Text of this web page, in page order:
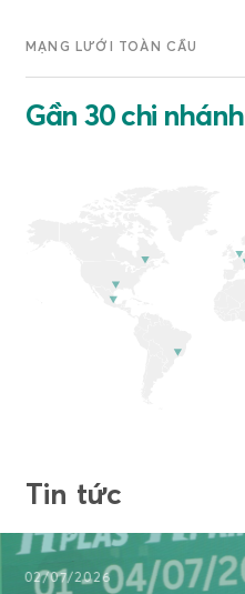
MẠNG LƯỚI TOÀN CẦU
Gần 30 chi nhánh
Tin tức
2026